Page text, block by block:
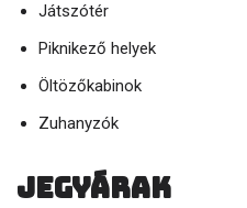
Játszótér
Piknikező helyek
Öltözőkabinok
Zuhanyzók
Jegyárak